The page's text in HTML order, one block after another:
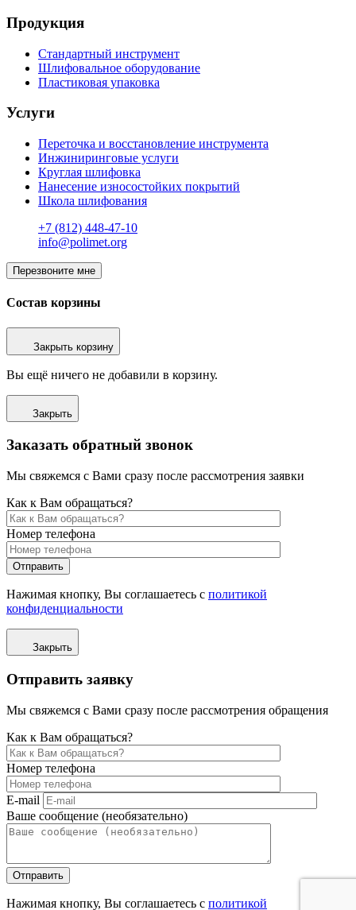
Продукция
Стандартный инструмент
Шлифовальное оборудование
Пластиковая упаковка
Услуги
Переточка и восстановление инструмента
Инжиниринговые услуги
Круглая шлифовка
Нанесение износостойких покрытий
Школа шлифования
+7 (812) 448-47-10
info@polimet.org
Перезвоните мне
Состав корзины
Закрыть корзину
Вы ещё ничего не добавили в корзину.
Закрыть
Заказать обратный звонок
Мы свяжемся с Вами сразу после рассмотрения заявки
Как к Вам обращаться?
Номер телефона
Отправить
Нажимая кнопку, Вы соглашаетесь с политикой
конфиденциальности
Закрыть
Отправить заявку
Мы свяжемся с Вами сразу после рассмотрения обращения
Как к Вам обращаться?
Номер телефона
E-mail
Ваше сообщение (необязательно)
Отправить
Нажимая кнопку, Вы соглашаетесь с политикой